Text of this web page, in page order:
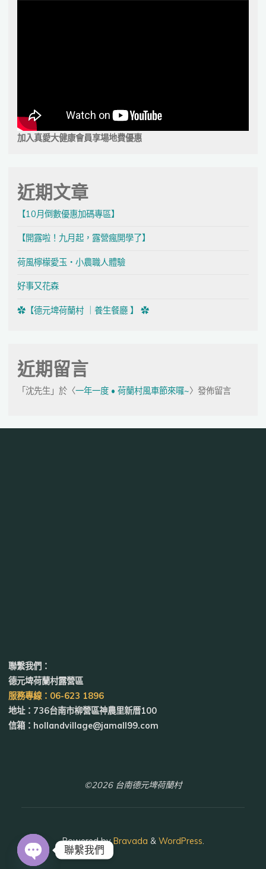
加入真愛大健康會員享場地費優惠
近期文章
【10月倒數優惠加碼專區】
【開露啦！九月起，露營瘋開學了】
荷風檸檬愛玉・小農職人體驗
好事又花森
✿【德元埤荷蘭村 ｜養生餐廳 】 ✿
近期留言
「 沈先生 」於〈一年一度 • 荷蘭村風車節來囉~〉發佈留言
聯繫我們：
德元埤荷蘭村露營區
服務專線：06-623 1896
地址：736台南市柳營區神農里新厝100
信箱：hollandvillage@jamall99.com
©2026 台南德元埤荷蘭村
Powered byBravada & WordPress
聯繫我們